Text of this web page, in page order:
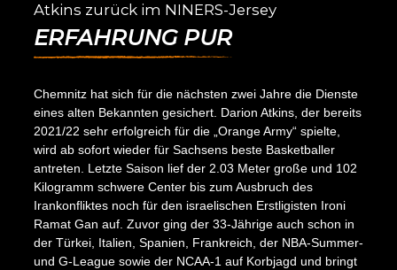
Atkins zurück im NINERS-Jersey
ERFAHRUNG PUR
Chemnitz hat sich für die nächsten zwei Jahre die Dienste
eines alten Bekannten gesichert. Darion Atkins, der bereits
2021/22 sehr erfolgreich für die „Orange Army“ spielte,
wird ab sofort wieder für Sachsens beste Basketballer
antreten. Letzte Saison lief der 2.03 Meter große und 102
Kilogramm schwere Center bis zum Ausbruch des
Irankonfliktes noch für den israelischen Erstligisten Ironi
Ramat Gan auf. Zuvor ging der 33-Jährige auch schon in
der Türkei, Italien, Spanien, Frankreich, der NBA-Summer-
und G-League sowie der NCAA-1 auf Korbjagd und bringt